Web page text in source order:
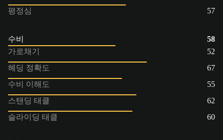
평정심
57
수비
58
가로채기
52
헤딩 정확도
67
수비 이해도
55
스탠딩 태클
62
슬라이딩 태클
60